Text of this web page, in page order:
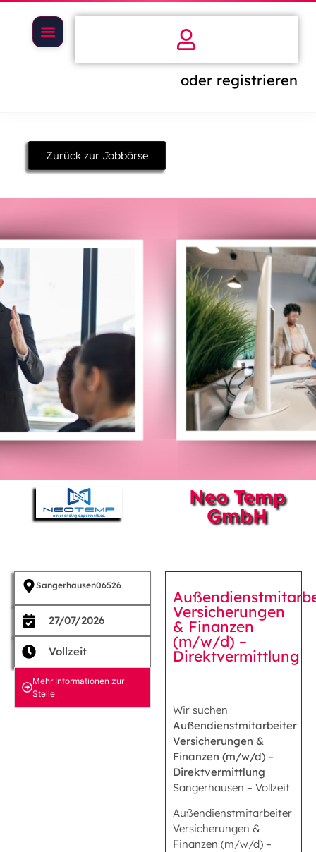
oder registrieren
Zurück zur Jobbörse
Neo Temp
GmbH
Sangerhausen06526
27/07/2026
Vollzeit
Mehr Informationen zur
Stelle
Versicherungen
& Finanzen
(m/w/d) –
Direktvermittlung
Wir suchen
Außendienstmitarbeiter
Versicherungen &
Finanzen (m/w/d) –
Direktvermittlung
Sangerhausen – Vollzeit
Außendienstmitarbeiter
Versicherungen &
Finanzen (m/w/d) –